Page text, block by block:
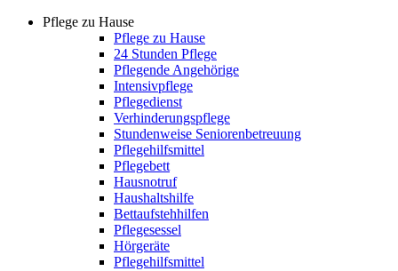
Pflege zu Hause
Pflege zu Hause
24 Stunden Pflege
Pflegende Angehörige
Intensivpflege
Pflegedienst
Verhinderungspflege
Stundenweise Seniorenbetreuung
Pflegehilfsmittel
Pflegebett
Hausnotruf
Haushaltshilfe
Bettaufstehhilfen
Pflegesessel
Hörgeräte
Pflegehilfsmittel